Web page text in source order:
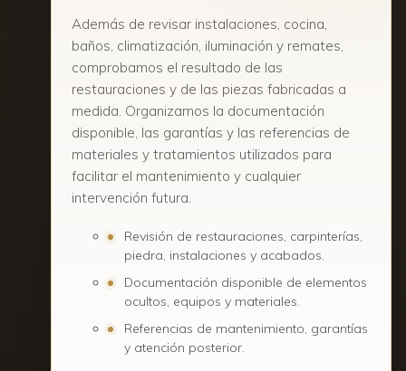
Además de revisar instalaciones, cocina,
baños, climatización, iluminación y remates,
comprobamos el resultado de las
restauraciones y de las piezas fabricadas a
medida. Organizamos la documentación
disponible, las garantías y las referencias de
materiales y tratamientos utilizados para
facilitar el mantenimiento y cualquier
intervención futura.
Revisión de restauraciones, carpinterías,
piedra, instalaciones y acabados.
Documentación disponible de elementos
ocultos, equipos y materiales.
Referencias de mantenimiento, garantías
y atención posterior.